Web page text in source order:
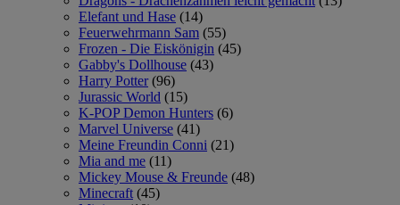
Elefant und Hase (14)
Feuerwehrmann Sam (55)
Frozen - Die Eiskönigin (45)
Gabby's Dollhouse (43)
Harry Potter (96)
Jurassic World (15)
K-POP Demon Hunters (6)
Marvel Universe (41)
Meine Freundin Conni (21)
Mia and me (11)
Mickey Mouse & Freunde (48)
Minecraft (45)